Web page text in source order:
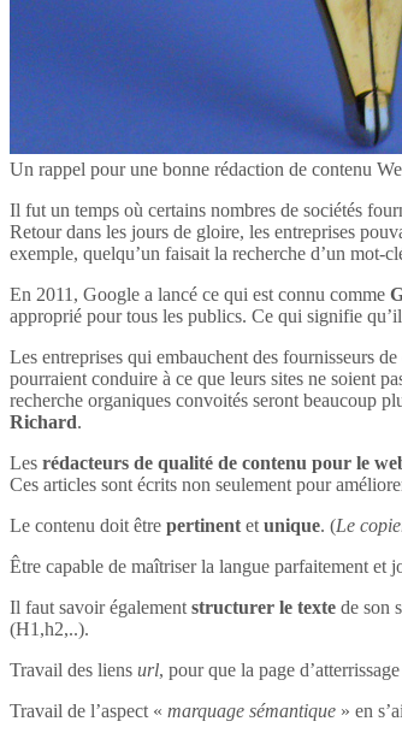
Un rappel pour une bonne rédaction de contenu
Il fut un temps où certains nombres de sociétés
Retour dans les jours de gloire, les entreprises
exemple, quelqu’un faisait la recherche d’un mot-
En 2011, Google a lancé ce qui est connu comme
approprié pour tous les publics. Ce qui signifie
Les entreprises qui embauchent des fournisseurs
pourraient conduire à ce que leurs sites ne soient
recherche organiques convoités seront beaucoup
Richard.
Les rédacteurs de qualité de contenu pour le
Ces articles sont écrits non seulement pour
Le contenu doit être pertinent et unique. (Le
Être capable de maîtriser la langue parfaitement et
Il faut savoir également structurer le texte de son
(H1,h2,..).
Travail des liens url, pour que la page
Travail de l’aspect « marquage sémantique » en